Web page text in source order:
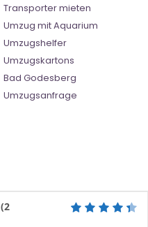
Transporter mieten
Umzug mit Aquarium
Umzugshelfer
Umzugskartons
Bad Godesberg
Umzugsanfrage
(2